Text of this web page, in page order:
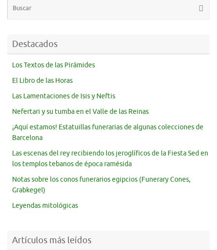
Destacados
Los Textos de las Pirámides
El Libro de las Horas
Las Lamentaciones de Isis y Neftis
Nefertari y su tumba en el Valle de las Reinas
¡Aquí estamos! Estatuillas funerarias de algunas colecciones de
Barcelona
Las escenas del rey recibiendo los jeroglíficos de la Fiesta Sed en
los templos tebanos de época ramésida
Notas sobre los conos funerarios egipcios (Funerary Cones,
Grabkegel)
Leyendas mitológicas
Artículos más leídos